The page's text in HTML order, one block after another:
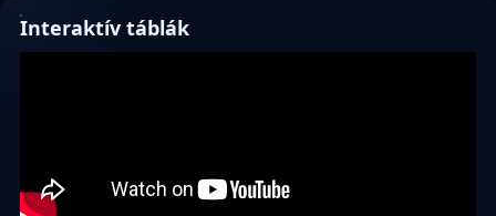
Interaktív táblák